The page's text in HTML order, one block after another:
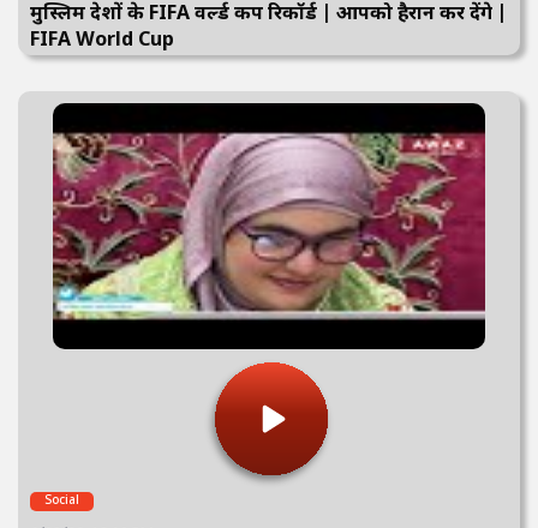
मुस्लिम देशों के FIFA वर्ल्ड कप रिकॉर्ड | आपको हैरान कर देंगे |
FIFA World Cup
Social